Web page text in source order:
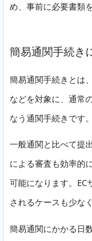
め、事前に必要書類
簡易通関手続き
簡易通関手続きとは
などを対象に、通常
なう通関手続きです。
一般通関と比べて提
による審査も効率的
可能になります。EC
されるケースも少な
簡易通関にかかる日